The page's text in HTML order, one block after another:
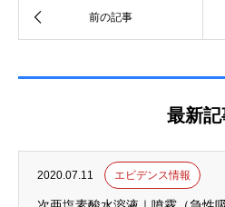
最新記
2020.07.11 エビデンス情報